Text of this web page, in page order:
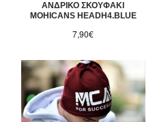
ΑΝΔΡΙΚΟ ΣΚΟΥΦΑΚΙ
MOHICANS HEADH4.BLUE
7,90€